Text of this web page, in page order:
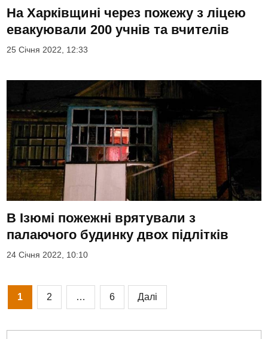
На Харківщині через пожежу з ліцею
евакуювали 200 учнів та вчителів
25 Січня 2022, 12:33
В Ізюмі пожежні врятували з
палаючого будинку двох підлітків
24 Січня 2022, 10:10
Пагінація
записів
1 2 … 6 Далі